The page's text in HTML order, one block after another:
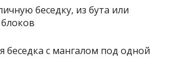
беседка с мангалом под одной